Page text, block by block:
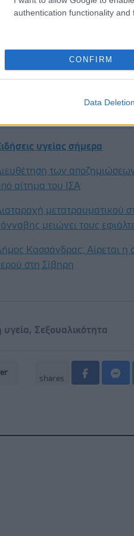
authentication functionality and
CONFIRM
Data Deletion
είτε κάτι πιο περίτεχνο,
υγείας σήμερα
των
αίτημα του ΙΣΑ
μετατραυματικού
μειώνει τους
Κασσάνδρας: Αίρεται η
στη Σίβηρη
υγεία, Σεξουαλικότητα
shares